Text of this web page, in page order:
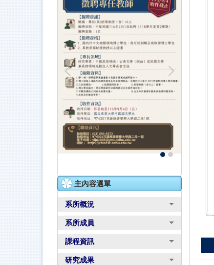
115分發入學招生中
主內容選單
系所概況
系所成員
課程資訊
研究成果